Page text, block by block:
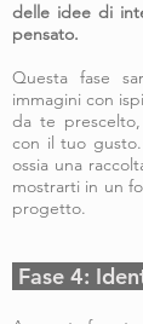
delle idee di
pensato.
Questa fase
immagini con
da te
con il tuo
ossia una
mostrarti in un
progetto.
Fase 4: